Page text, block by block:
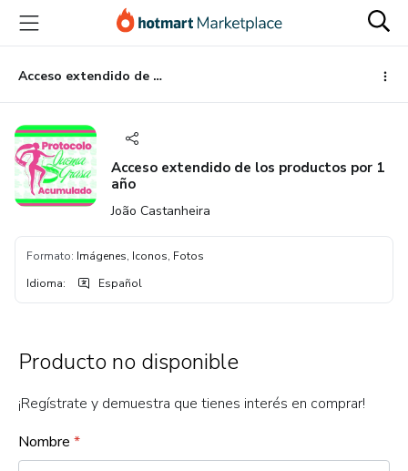
principal
página
de
página
Acceso extendido de los productos por 1 año
Acceso extendido de los productos por 1
año
João Castanheira
Formato: Imágenes, Iconos, Fotos
Idioma: Español
Producto no disponible
¡Regístrate y demuestra que tienes interés en comprar!
Nombre *